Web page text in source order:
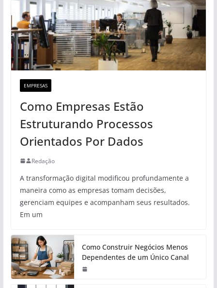
EMPRESAS
Como Empresas Estão
Estruturando Processos
Orientados Por Dados
Redação
A transformação digital modificou profundamente a
maneira como as empresas tomam decisões,
gerenciam equipes e acompanham seus resultados.
Em um
Como Construir Negócios Menos
Dependentes de um Único Canal